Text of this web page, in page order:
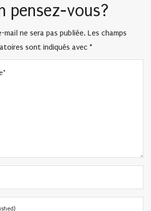
pensez-vous?
mail ne sera pas publiée. Les champs
sont indiqués avec *